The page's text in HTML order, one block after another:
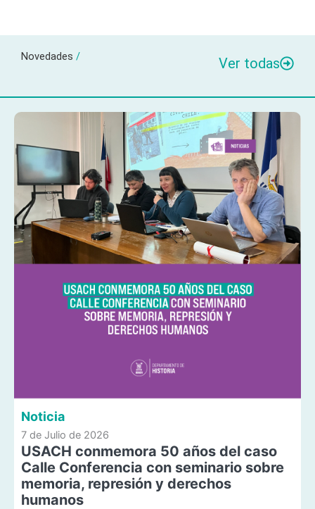
Novedades / Ver todas
Noticia
7 de Julio de 2026
USACH conmemora 50 años del caso
Calle Conferencia con seminario sobre
memoria, represión y derechos
humanos